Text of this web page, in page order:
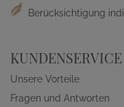
Berücksichtigung
KUNDENSERVICE
Unsere Vorteile
Fragen und Antworten